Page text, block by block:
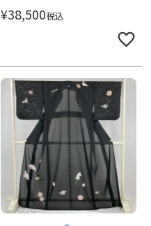
¥38,500税込